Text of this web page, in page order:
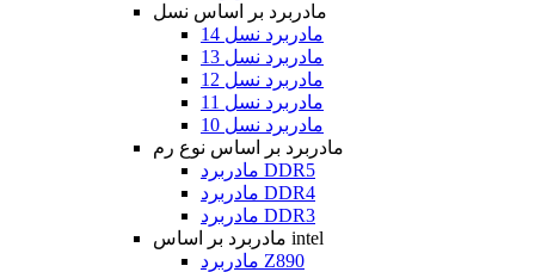
مادربرد بر اساس نسل
مادربرد نسل 14
مادربرد نسل 13
مادربرد نسل 12
مادربرد نسل 11
مادربرد نسل 10
مادربرد بر اساس نوع رم
مادربرد DDR5
مادربرد DDR4
مادربرد DDR3
مادربرد بر اساس intel
مادربرد Z890